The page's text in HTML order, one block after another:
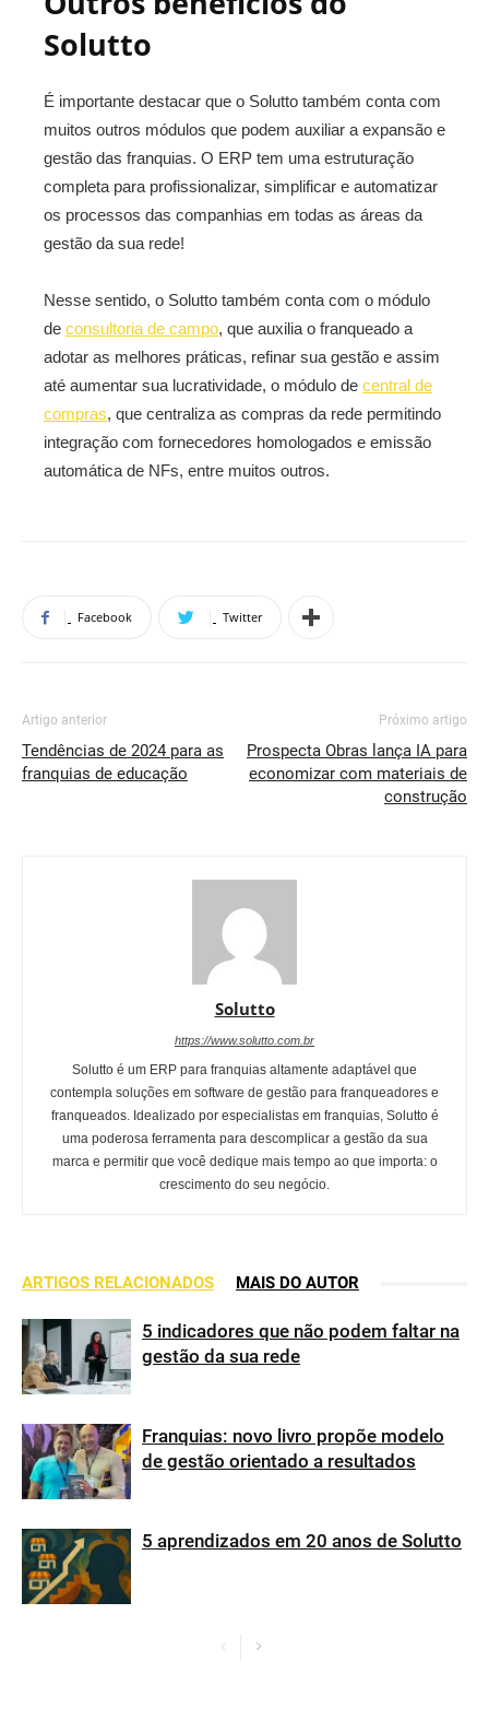
Solutto
É importante destacar que o Solutto também conta com
muitos outros módulos que podem auxiliar a expansão e
gestão das franquias. O ERP tem uma estruturação
completa para profissionalizar, simplificar e automatizar
os processos das companhias em todas as áreas da
gestão da sua rede!
Nesse sentido, o Solutto também conta com o módulo
de consultoria de campo, que auxilia o franqueado a
adotar as melhores práticas, refinar sua gestão e assim
até aumentar sua lucratividade, o módulo de central de
compras, que centraliza as compras da rede permitindo
integração com fornecedores homologados e emissão
automática de NFs, entre muitos outros.
Facebook Twitter
Artigo anterior
Tendências de 2024 para as
franquias de educação
Próximo artigo
Prospecta Obras lança IA para
economizar com materiais de
construção
Solutto
https://www.solutto.com.br
Solutto é um ERP para franquias altamente adaptável que
contempla soluções em software de gestão para franqueadores e
franqueados. Idealizado por especialistas em franquias, Solutto é
uma poderosa ferramenta para descomplicar a gestão da sua
marca e permitir que você dedique mais tempo ao que importa: o
crescimento do seu negócio.
ARTIGOS RELACIONADOS MAIS DO AUTOR
5 indicadores que não podem faltar na
gestão da sua rede
Franquias: novo livro propõe modelo
de gestão orientado a resultados
5 aprendizados em 20 anos de Solutto